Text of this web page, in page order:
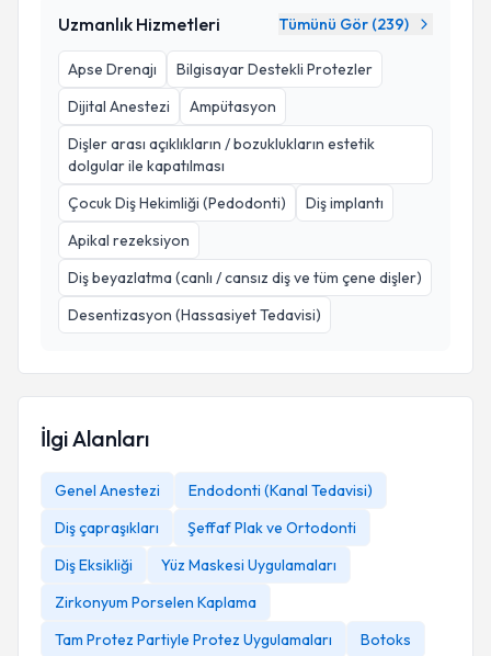
Uzmanlık Hizmetleri Tümünü Gör (239)
Apse Drenajı
Bilgisayar Destekli Protezler
Dijital Anestezi
Ampütasyon
Dişler arası açıklıkların / bozuklukların estetik
dolgular ile kapatılması
Çocuk Diş Hekimliği (Pedodonti)
Diş implantı
Apikal rezeksiyon
Diş beyazlatma (canlı / cansız diş ve tüm çene dişler)
Desentizasyon (Hassasiyet Tedavisi)
İlgi Alanları
Genel Anestezi
Endodonti (Kanal Tedavisi)
Diş çapraşıkları
Şeffaf Plak ve Ortodonti
Diş Eksikliği
Yüz Maskesi Uygulamaları
Zirkonyum Porselen Kaplama
Tam Protez Partiyle Protez Uygulamaları
Botoks